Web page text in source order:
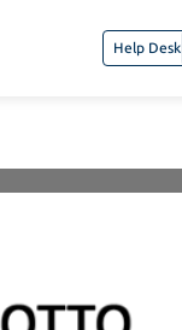
Help Desk